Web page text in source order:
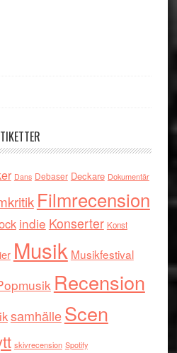
Dans Debaser Deckare Dokumentär
Filmrecension
indie Konserter Konst
Musik Musikfestival
Recension
samhälleScen
skivrecension Spotify